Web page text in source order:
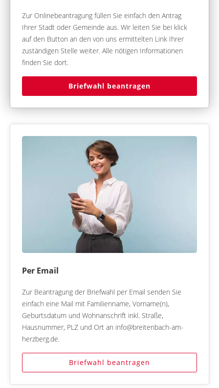
Zur Onlinebeantragung füllen Sie einfach den Antrag
Ihrer Stadt oder Gemeinde aus. Wir leiten Sie bei klick
auf den Button an den von uns ermittelten Link Ihrer
zuständigen Stelle weiter. Alle nötigen Informationen
finden Sie dort.
Briefwahl beantragen
Per Email
Zur Beantragung der Briefwahl per Email senden Sie
einfach eine Mail mit Familienname, Vorname(n),
Geburtsdatum und Wohnanschrift inkl. Straße,
Hausnummer, PLZ und Ort an info@breitenbach-am-
herzberg.de.
Briefwahl beantragen